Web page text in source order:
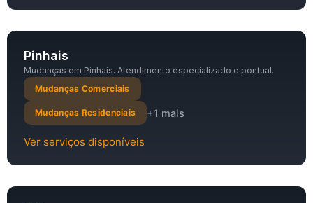
Pinhais
Mudanças em Pinhais. Atendimento especializado e pontual.
Mudanças Comerciais
Mudanças Residenciais +1 mais
Ver serviços disponíveis